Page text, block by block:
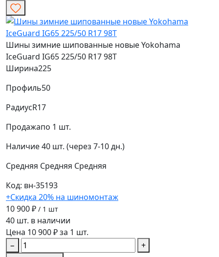
Шины зимние шипованные новые Yokohama
IceGuard IG65 225/50 R17 98T
Ширина225
Профиль50
РадиусR17
Продажапо 1 шт.
Наличие40 шт. (через 7-10 дн.)
Средняя Средняя Средняя
Код: вн-35193
+Скидка 20% на шиномонтаж
10 900 ₽ / 1 шт
40 шт. в наличии
Цена 10 900 ₽ за 1 шт.
−
+